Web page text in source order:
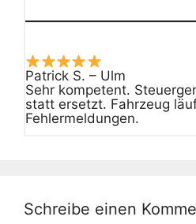
Patrick S. – Ulm
Sehr kompetent.
statt ersetzt. Fahrzeug
Fehlermeldungen.
Schreibe einen